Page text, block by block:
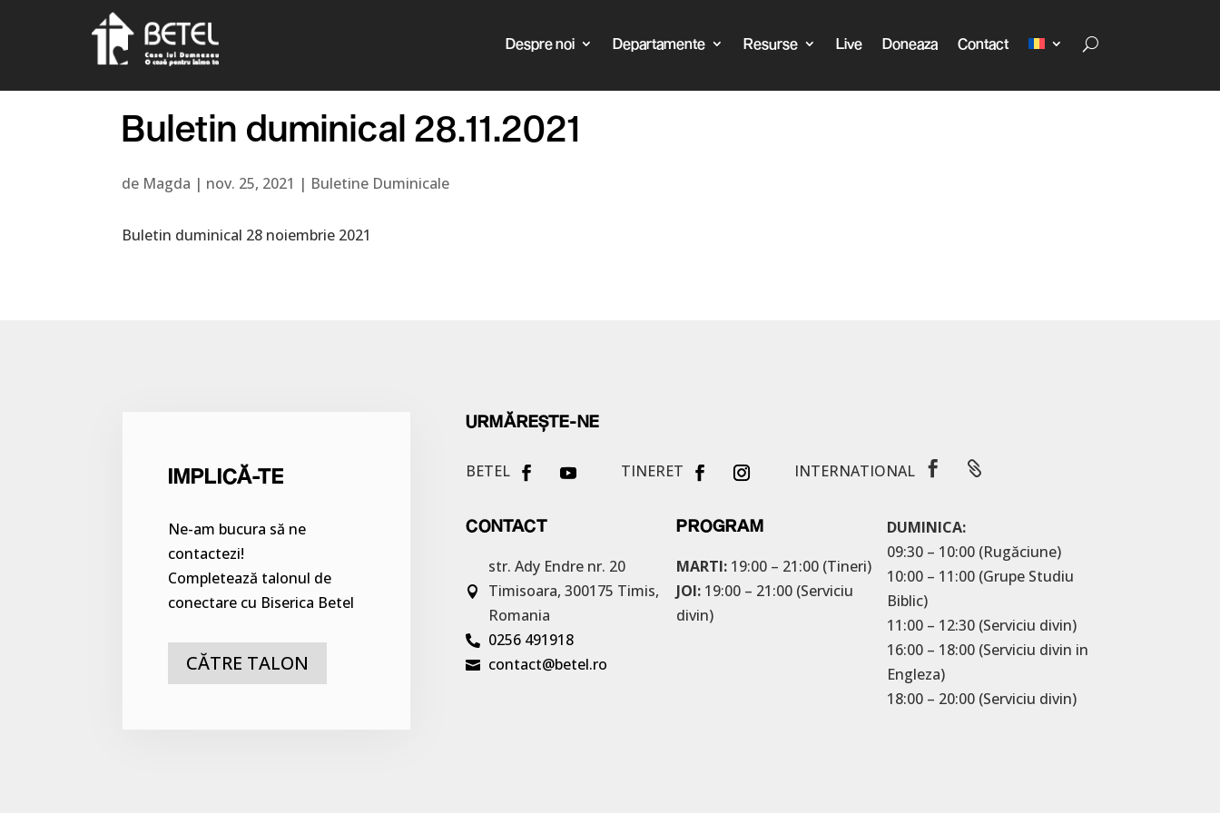
Despre noi Departamente Resurse Live Doneaza Contact
Buletin duminical 28.11.2021
de Magda | nov. 25, 2021 | Buletine Duminicale
Buletin duminical 28 noiembrie 2021
IMPLICĂ-TE
Ne-am bucura să ne
contactezi!
Completează talonul de
conectare cu Biserica Betel
CĂTRE TALON
URMĂREȘTE-NE
BETEL TINERET INTERNATIONAL  
CONTACT

str. Ady Endre nr. 20
Timisoara, 300175 Timis,
Romania
 0256 491918
 contact@betel.ro
PROGRAM
MARTI: 19:00 – 21:00 (Tineri)
JOI: 19:00 – 21:00 (Serviciu
divin)
DUMINICA:
09:30 – 10:00 (Rugăciune)
10:00 – 11:00 (Grupe Studiu
Biblic)
11:00 – 12:30 (Serviciu divin)
16:00 – 18:00 (Serviciu divin in
Engleza)
18:00 – 20:00 (Serviciu divin)